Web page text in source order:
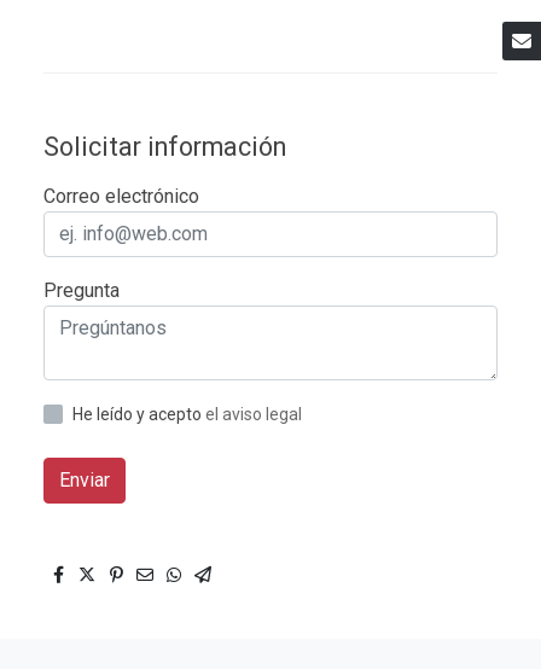
Solicitar información
Correo electrónico
Pregunta
He leído y acepto el aviso legal
Enviar